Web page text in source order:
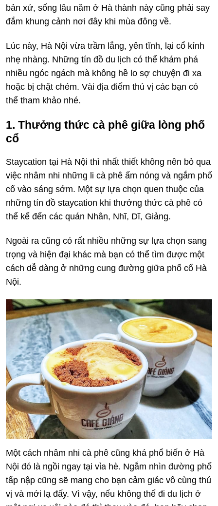
bản xứ, sống lâu năm ở Hà thành này cũng phải say
đắm khung cảnh nơi đây khi mùa đông về.
Lúc này, Hà Nội vừa trầm lắng, yên tĩnh, lại cổ kính
nhẹ nhàng. Những tín đồ du lịch có thể khám phá
nhiều ngóc ngách mà không hề lo sợ chuyện đi xa
hoặc bị chặt chém. Vài địa điểm thú vị các bạn có
thể tham khảo nhé.
1. Thưởng thức cà phê giữa lòng phố
cổ
Staycation tại Hà Nội thì nhất thiết không nên bỏ qua
việc nhâm nhi những li cà phê ấm nóng và ngắm phố
cổ vào sáng sớm. Một sự lựa chọn quen thuộc của
những tín đồ staycation khi thưởng thức cà phê có
thể kể đến các quán Nhân, Nhĩ, Dĩ, Giảng.
Ngoài ra cũng có rất nhiều những sự lựa chọn sang
trọng và hiện đại khác mà bạn có thể tìm được một
cách dễ dàng ở những cung đường giữa phố cổ Hà
Nội.
Một cách nhâm nhi cà phê cũng khá phổ biến ở Hà
Nội đó là ngồi ngay tại vỉa hè. Ngắm nhìn đường phố
tấp nập cũng sẽ mang cho bạn cảm giác vô cùng thú
vị và mới lạ đấy. Vì vậy, nếu không thể đi du lịch ở